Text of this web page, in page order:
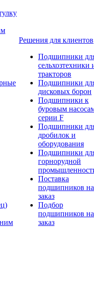
Решения для клиентов
Подшипники
сельхозтехники
тракторов
Подшипники
дисковых борон
Подшипники к
буровым
серии F
Подшипники
дробилок и
оборудования
Подшипники
горнорудной
Поставка
подшипников на
заказ
Подбор
подшипников на
заказ